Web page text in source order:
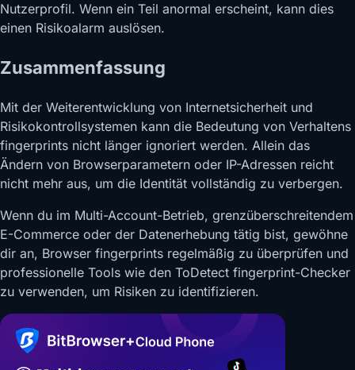
Nutzerprofil. Wenn ein Teil anormal erscheint, kann dies
einen Risikoalarm auslösen.
Zusammenfassung
Mit der Weiterentwicklung von Internetsicherheit und
Risikokontrollsystemen kann die Bedeutung von Verhaltens
fingerprints nicht länger ignoriert werden. Allein das
Ändern von Browserparametern oder IP-Adressen reicht
nicht mehr aus, um die Identität vollständig zu verbergen.
Wenn du im Multi-Account-Betrieb, grenzüberschreitendem
E-Commerce oder der Datenerhebung tätig bist, gewöhne
dir an, Browser fingerprints regelmäßig zu überprüfen und
professionelle Tools wie den ToDetect fingerprint-Checker
zu verwenden, um Risiken zu identifizieren.